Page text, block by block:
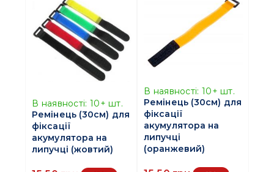
В наявності: 10+ шт.
Ремінець (30см) для
фіксації
акумулятора на
липучці (жовтий)
В наявності: 10+ шт.
Ремінець (30см) для
фіксації
акумулятора на
липучці
(оранжевий)